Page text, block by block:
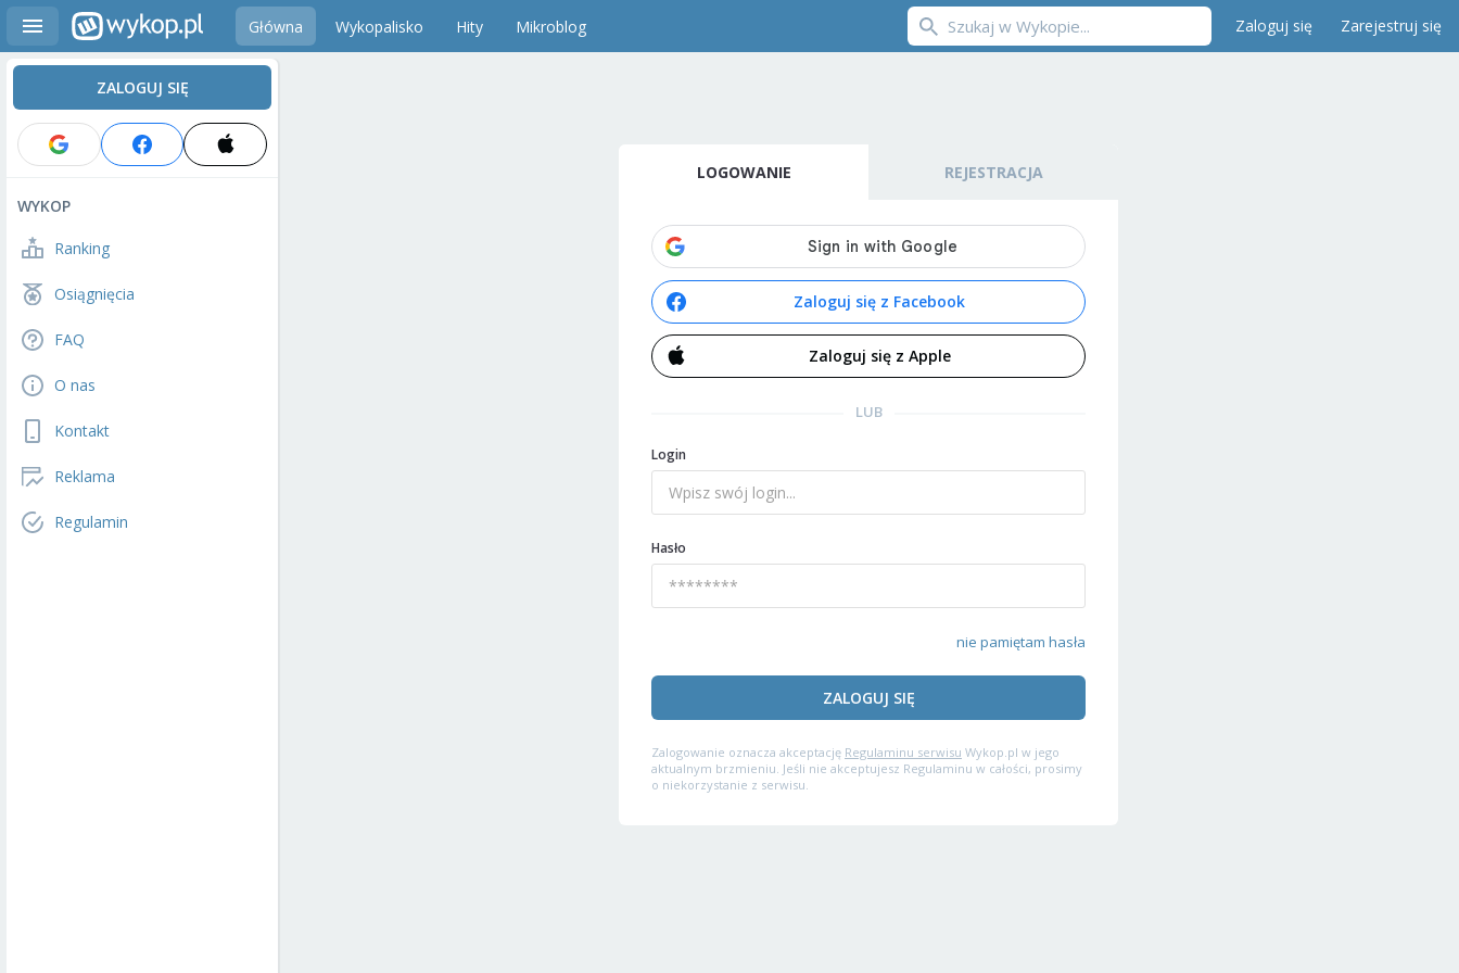
Główna Wykopalisko Hity Mikroblog Zaloguj się Zarejestruj się
ZALOGUJ SIĘ
WYKOP
Ranking
Osiągnięcia
FAQ
O nas
Kontakt
Reklama
Regulamin
LOGOWANIE REJESTRACJA
Zaloguj się z Facebook
Zaloguj się z Apple
LUB
Login
Hasło
nie pamiętam hasła
ZALOGUJ SIĘ
Zalogowanie oznacza akceptację Regulaminu serwisu Wykop.pl w jego
aktualnym brzmieniu. Jeśli nie akceptujesz Regulaminu w całości, prosimy
o niekorzystanie z serwisu.